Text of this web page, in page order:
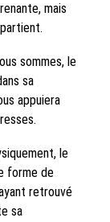
mais
sommes, le
sa
appuiera
le
forme de
retrouvé
sa